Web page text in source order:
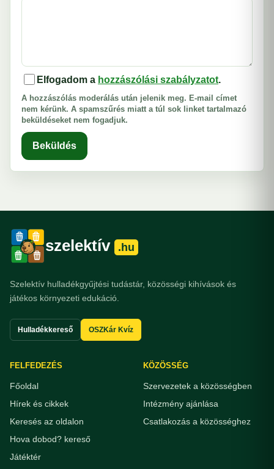
Elfogadom a hozzászólási szabályzatot.
A hozzászólás moderálás után jelenik meg. E-mail címet
nem kérünk. A spamszűrés miatt a túl sok linket tartalmazó
beküldéseket nem fogadjuk.
Beküldés
szelektív .hu
Szelektív hulladékgyűjtési tudástár, közösségi kihívások és
játékos környezeti edukáció.
Hulladékkereső OSZKár Kvíz
FELFEDEZÉS
Főoldal
Hírek és cikkek
Keresés az oldalon
Hova dobod? kereső
Játéktér
KÖZÖSSÉG
Szervezetek a közösségben
Intézmény ajánlása
Csatlakozás a közösséghez